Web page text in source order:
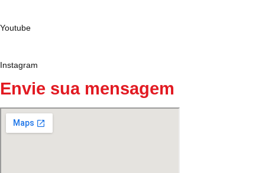
Youtube
Instagram
Envie sua mensagem